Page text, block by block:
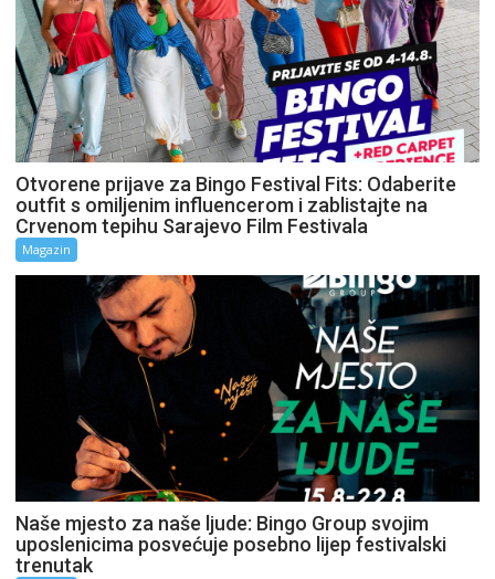
Otvorene prijave za Bingo Festival Fits: Odaberite
outfit s omiljenim influencerom i zablistajte na
Crvenom tepihu Sarajevo Film Festivala
Magazin
Naše mjesto za naše ljude: Bingo Group svojim
uposlenicima posvećuje posebno lijep festivalski
trenutak